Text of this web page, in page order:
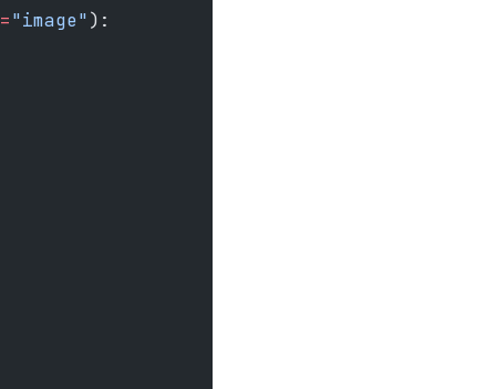
="image"):